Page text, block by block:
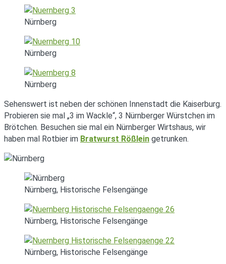
Nürnberg
Nürnberg
Nürnberg
Sehenswert ist neben der schönen Innenstadt die Kaiserburg.
Probieren sie mal „3 im Wackle“, 3 Nürnberger Würstchen im
Brötchen. Besuchen sie mal ein Nürnberger Wirtshaus, wir
haben mal Rotbier im Bratwurst Rößlein getrunken.
Nürnberg, Historische Felsengänge
Nürnberg, Historische Felsengänge
Nürnberg, Historische Felsengänge